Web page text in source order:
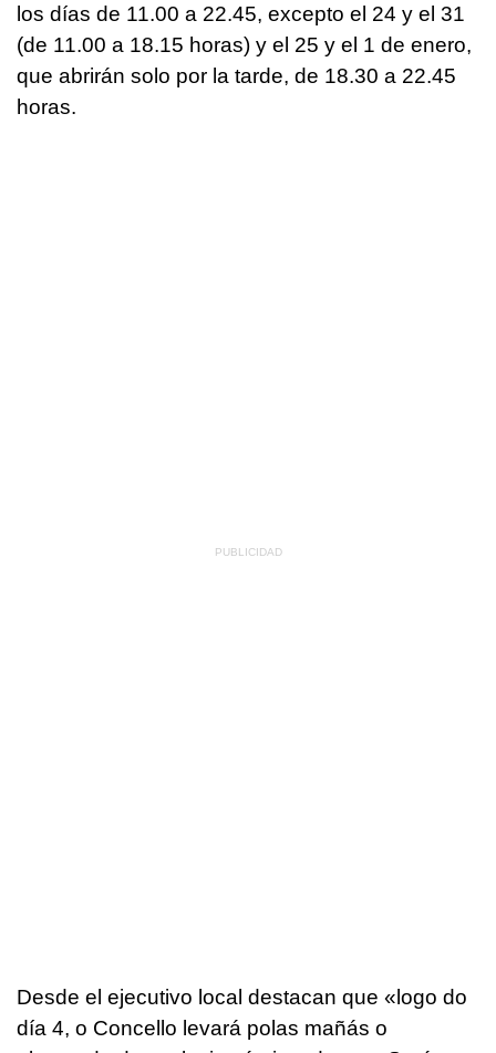
los días de 11.00 a 22.45, excepto el 24 y el 31
(de 11.00 a 18.15 horas) y el 25 y el 1 de enero,
que abrirán solo por la tarde, de 18.30 a 22.45
horas.
Desde el ejecutivo local destacan que «logo do
día 4, o Concello levará polas mañás o